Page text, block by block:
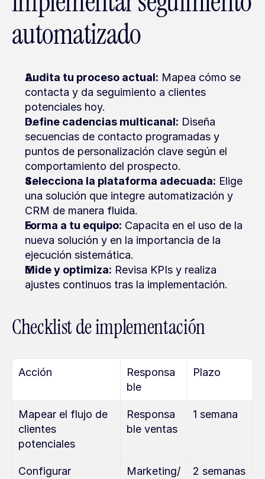
automatizado
Audita tu proceso actual: Mapea cómo se
contacta y da seguimiento a clientes
potenciales hoy.
Define cadencias multicanal: Diseña
secuencias de contacto programadas y
puntos de personalización clave según el
comportamiento del prospecto.
Selecciona la plataforma adecuada: Elige
una solución que integre automatización y
CRM de manera fluida.
Forma a tu equipo: Capacita en el uso de la
nueva solución y en la importancia de la
ejecución sistemática.
Mide y optimiza: Revisa KPIs y realiza
ajustes continuos tras la implementación.
Checklist de implementación
Acción
Responsa
ble
Plazo
Mapear el flujo de
clientes
potenciales
Responsa
ble ventas
1 semana
Configurar
Marketing/
2 semanas